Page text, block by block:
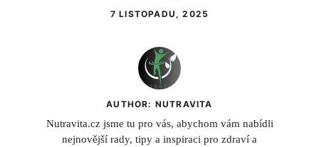
7 LISTOPADU, 2025
AUTHOR: NUTRAVITA
Nutravita.cz jsme tu pro vás, abychom vám nabídli
nejnovější rady, tipy a inspiraci pro zdraví a